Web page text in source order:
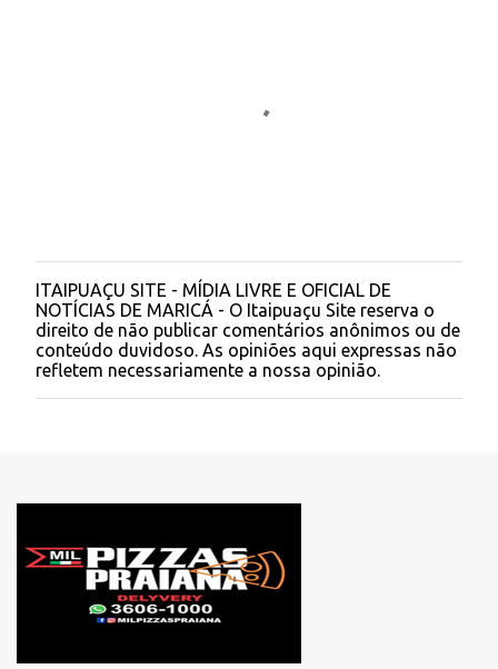
P
o
s
t
a
r
t
ITAIPUAÇU SITE - MÍDIA LIVRE E OFICIAL DE
NOTÍCIAS DE MARICÁ - O Itaipuaçu Site reserva o
direito de não publicar comentários anônimos ou de
conteúdo duvidoso. As opiniões aqui expressas não
refletem necessariamente a nossa opinião.